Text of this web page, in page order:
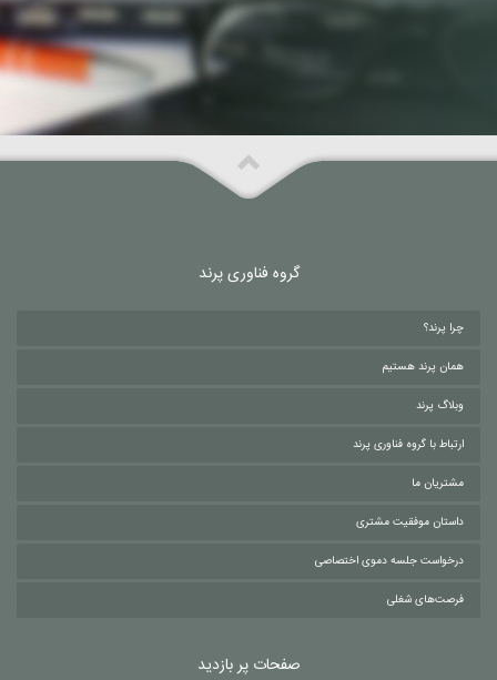
گروه فناوری پرند
چرا پرند؟
همان پرند هستیم
وبلاگ پرند
ارتباط با گروه فناوری پرند
مشتریان ما
داستان موفقیت مشتری
درخواست جلسه دموی اختصاصی
فرصت‌های شغلی
صفحات پر بازدید